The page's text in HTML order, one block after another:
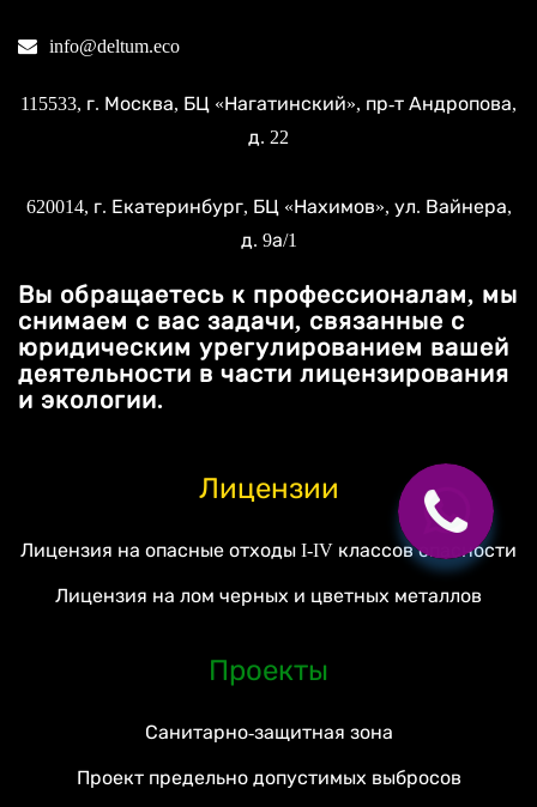
info@deltum.eco
115533, г. Москва, БЦ «Нагатинский», пр-т Андропова,
д. 22
620014, г. Екатеринбург, БЦ «Нахимов», ул. Вайнера,
д. 9а/1
Вы обращаетесь к профессионалам, мы
снимаем с вас задачи, связанные с
юридическим урегулированием вашей
деятельности в части лицензирования
и экологии.
Лицензии
Лицензия на опасные отходы I-IV классов опасности
Лицензия на лом черных и цветных металлов
Проекты
Санитарно-защитная зона
Проект предельно допустимых выбросов